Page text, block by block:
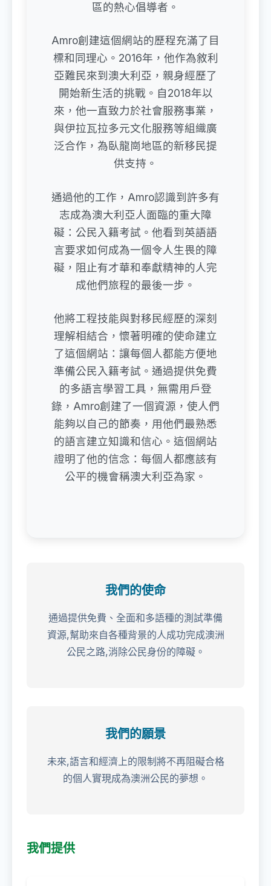
區的熱心倡導者。
Amro創建這個網站的歷程充滿了目
標和同理心。2016年，他作為敘利
亞難民來到澳大利亞，親身經歷了
開始新生活的挑戰。自2018年以
來，他一直致力於社會服務事業，
與伊拉瓦拉多元文化服務等組織廣
泛合作，為臥龍崗地區的新移民提
供支持。
通過他的工作，Amro認識到許多有
志成為澳大利亞人面臨的重大障
礙：公民入籍考試。他看到英語語
言要求如何成為一個令人生畏的障
礙，阻止有才華和奉獻精神的人完
成他們旅程的最後一步。
他將工程技能與對移民經歷的深刻
理解相結合，懷著明確的使命建立
了這個網站：讓每個人都能方便地
準備公民入籍考試。通過提供免費
的多語言學習工具，無需用戶登
錄，Amro創建了一個資源，使人們
能夠以自己的節奏，用他們最熟悉
的語言建立知識和信心。這個網站
證明了他的信念：每個人都應該有
公平的機會稱澳大利亞為家。
我們的使命
通過提供免費、全面和多語種的測試準備
資源,幫助來自各種背景的人成功完成澳洲
公民之路,消除公民身份的障礙。
我們的願景
未來,語言和經濟上的限制將不再阻礙合格
的個人實現成為澳洲公民的夢想。
我們提供